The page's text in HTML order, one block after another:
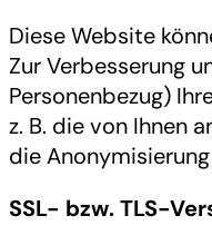
Diese Website
Zur Verbesserung
Personenbezug)
z. B. die von Ihnen
die
SSL- bzw. TLS-